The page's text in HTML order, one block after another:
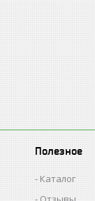
Полезное
Каталог